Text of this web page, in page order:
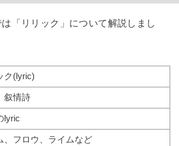
「リリック」について解説しまし
ク(lyric)
叙情詩
lyric
、フロウ、ライムなど